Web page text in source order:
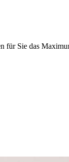
für Sie das